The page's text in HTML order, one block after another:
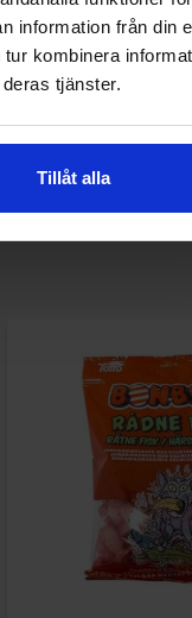
information från din
kombinera
tjänster.
Tillåt alla